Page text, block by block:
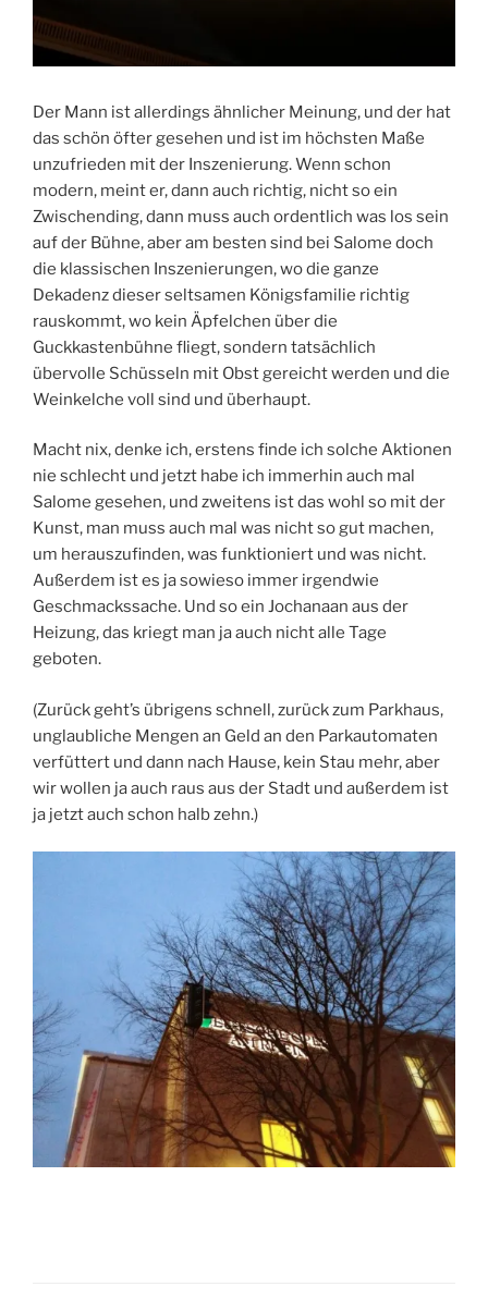
Der Mann ist allerdings ähnlicher Meinung, und der hat
das schön öfter gesehen und ist im höchsten Maße
unzufrieden mit der Inszenierung. Wenn schon
modern, meint er, dann auch richtig, nicht so ein
Zwischending, dann muss auch ordentlich was los sein
auf der Bühne, aber am besten sind bei Salome doch
die klassischen Inszenierungen, wo die ganze
Dekadenz dieser seltsamen Königsfamilie richtig
rauskommt, wo kein Äpfelchen über die
Guckkastenbühne fliegt, sondern tatsächlich
übervolle Schüsseln mit Obst gereicht werden und die
Weinkelche voll sind und überhaupt.
Macht nix, denke ich, erstens finde ich solche Aktionen
nie schlecht und jetzt habe ich immerhin auch mal
Salome gesehen, und zweitens ist das wohl so mit der
Kunst, man muss auch mal was nicht so gut machen,
um herauszufinden, was funktioniert und was nicht.
Außerdem ist es ja sowieso immer irgendwie
Geschmackssache. Und so ein Jochanaan aus der
Heizung, das kriegt man ja auch nicht alle Tage
geboten.
(Zurück geht’s übrigens schnell, zurück zum Parkhaus,
unglaubliche Mengen an Geld an den Parkautomaten
verfüttert und dann nach Hause, kein Stau mehr, aber
wir wollen ja auch raus aus der Stadt und außerdem ist
ja jetzt auch schon halb zehn.)